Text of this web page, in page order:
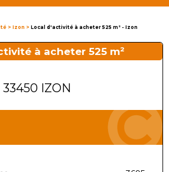
> Izon > Local d'activité à acheter 525 m² - Izon
à acheter 525 m²
33450 IZON